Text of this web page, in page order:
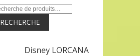
RECHERCHE
Disney LORCANA